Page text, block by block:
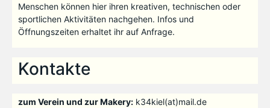
Menschen können hier ihren kreativen, technischen oder
sportlichen Aktivitäten nachgehen. Infos und
Öffnungszeiten erhaltet ihr auf Anfrage.
Kontakte
zum Verein und zur Makery:k34kiel(at)mail.de